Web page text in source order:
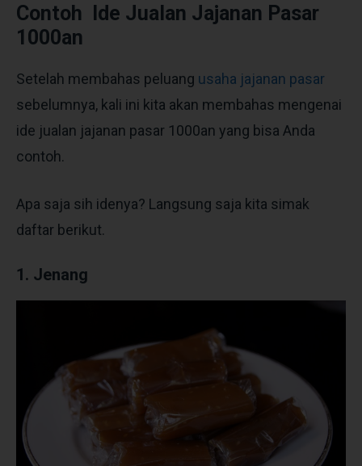
Contoh Ide Jualan Jajanan Pasar
1000an
Setelah membahas peluang usaha jajanan pasar
sebelumnya, kali ini kita akan membahas mengenai
ide jualan jajanan pasar 1000an yang bisa Anda
contoh.
Apa saja sih idenya? Langsung saja kita simak
daftar berikut.
1. Jenang